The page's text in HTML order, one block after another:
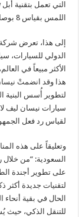
اللمس بقياس 8 بوصات.
إلى هذا، تعرض
الدولي للسيارات،
هذا وقد انضمتْ
لتطوير أُسس البنية
سيارات نيسان ليف
لقياس رد فعل
وتعليقاً على هذه
على تطوير أجندة
لتقنيات جديدة أكثر
الحال في بقية أنحاء
للتنقل الذكي، حيث